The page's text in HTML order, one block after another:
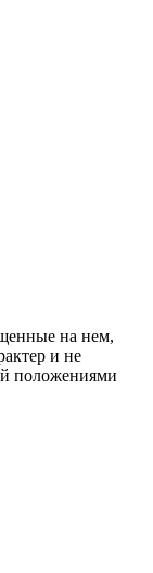
на нем,
и не
положениями